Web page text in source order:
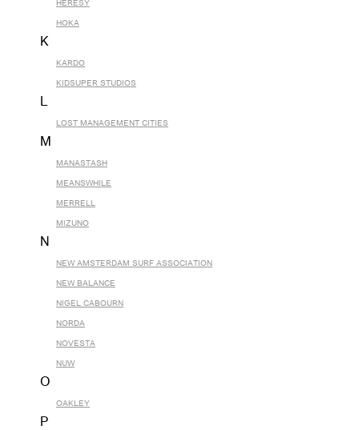
HERESY
HOKA
K
KARDO
KIDSUPER STUDIOS
L
LOST MANAGEMENT CITIES
M
MANASTASH
MEANSWHILE
MERRELL
MIZUNO
N
NEW AMSTERDAM SURF ASSOCIATION
NEW BALANCE
NIGEL CABOURN
NORDA
NOVESTA
NUW
O
OAKLEY
P